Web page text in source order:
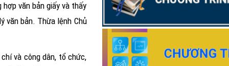
hợp văn bản giấy và thấy
văn bản. Thừa lệnh Chủ
và công dân, tổ chức,